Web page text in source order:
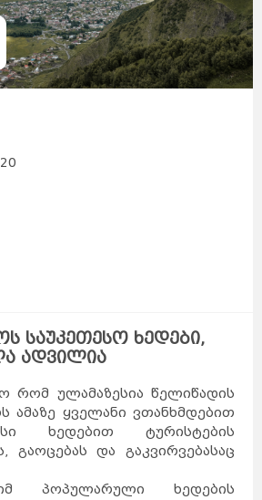
საუკეთესო ხედები,
ადვილია
რომ ულამაზესია წელიწადის
ამაზე ყველანი ვთანხმდებით
ხედებით ტურისტების
გაოცებას და გაკვირვებასაც
პოპულარული ხედების